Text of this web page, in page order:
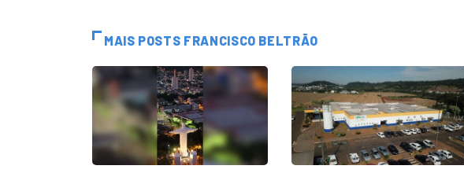
MAIS POSTS FRANCISCO BELTRÃO